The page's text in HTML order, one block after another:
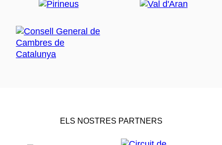
ELS NOSTRES PARTNERS